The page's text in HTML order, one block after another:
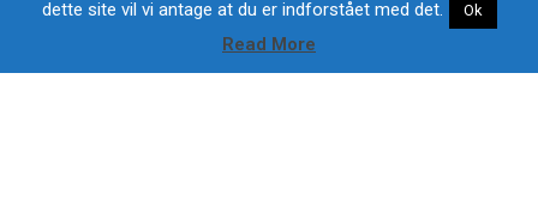
Fredag: 8:00 – 12:00
dette site vil vi antage at du er indforstået med det.
Ok
Read More